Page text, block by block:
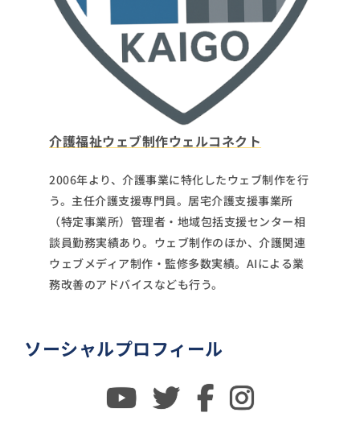
介護福祉ウェブ制作ウェルコネクト
2006年より、介護事業に特化したウェブ制作を行
う。主任介護支援専門員。居宅介護支援事業所
（特定事業所）管理者・地域包括支援センター相
談員勤務実績あり。ウェブ制作のほか、介護関連
ウェブメディア制作・監修多数実績。AIによる業
務改善のアドバイスなども行う。
ソーシャルプロフィール
Youtubetwitterfacebookinstagram